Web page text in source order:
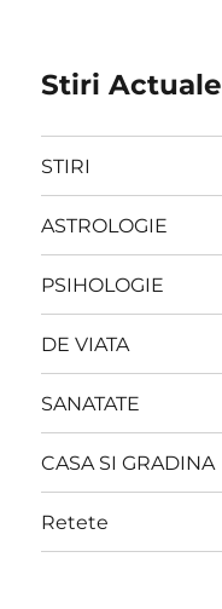
Stiri Actuale
STIRI
ASTROLOGIE
PSIHOLOGIE
DE VIATA
SANATATE
CASA SI GRADINA
Retete